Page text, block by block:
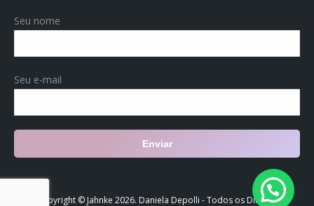
Seu nome
Seu e-mail
Copyright © Jahnke 2026. Daniela Depolli - Todos os Direitos